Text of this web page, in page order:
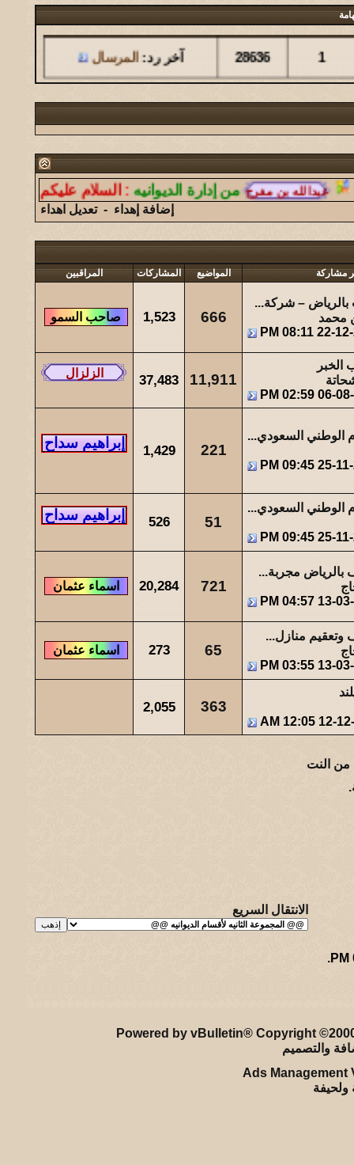
مشاركات المشاهدات آخر مشاركة
1
28636 آخر رد:المرسال
126
146104 آخر رد:المشرقي
مشاركات المشاهدات آخر مشاركة
11
17692 آخر رد:همس الغروب
26
24789 آخر رد:ابو هشام
مشاركات المشاهدات
289
275908
مشاركات المشاهدات آخر مشاركة
1132
493722
مشاركات
28
66966 آخر رد:صقر الجنوب
مشاركات المشاهدات آخر مشاركة
23
34424 آخر رد:صاحب السمو
مشاركات المشاهدات آخر مشاركة
49
43973
مشاركات المشاهدات
0
47522 آخر رد:عبدالله بن مفرح
من إدارة الديوانيه :السلام عليكم ورحمة
إضافة إهداء -تعديل اهداء
مشاركة المواضيع المشاركات المراقبين
بالرياض – شركة...
محمد
22-
08:11 PM
666
1,523
06-
02:59 PM
11,911
37,483
الوطني السعودي...
25-
09:45 PM
221
1,429
الوطني السعودي...
25-
09:45 PM
51
526
بالرياض مجربة...
13-
04:57 PM
721
20,284
منازل...
13-
03:55 PM
65
273
12-
12:05 AM
363
2,055
من النت
الانتقال السريع
.
Powered by vBulletin® Copyright
Ads Management
ولحيفة